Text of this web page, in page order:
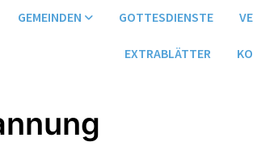
GEMEINDEN GOTTESDIENSTE
EXTRABLÄTTER